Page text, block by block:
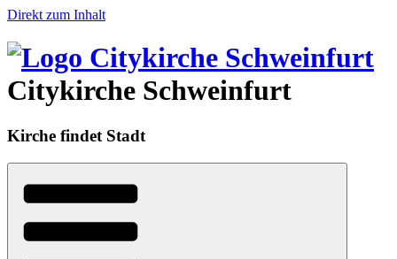
Direkt zum Inhalt
Citykirche Schweinfurt
Kirche findet Stadt